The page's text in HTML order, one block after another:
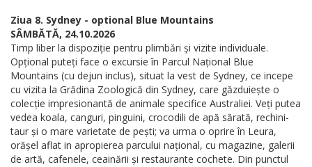
Ziua 8. Sydney - optional Blue Mountains
SÂMBĂTĂ, 24.10.2026
Timp liber la dispoziție pentru plimbări și vizite individuale.
Opțional puteți face o excursie în Parcul Național Blue
Mountains (cu dejun inclus), situat la vest de Sydney, ce incepe
cu vizita la Grădina Zoologică din Sydney, care găzduiește o
colecție impresionantă de animale specifice Australiei. Veți putea
vedea koala, canguri, pinguini, crocodili de apă sărată, rechini-
taur și o mare varietate de pești; va urma o oprire în Leura,
orășel aflat in apropierea parcului național, cu magazine, galerii
de artă, cafenele, ceainării și restaurante cochete. Din punctul